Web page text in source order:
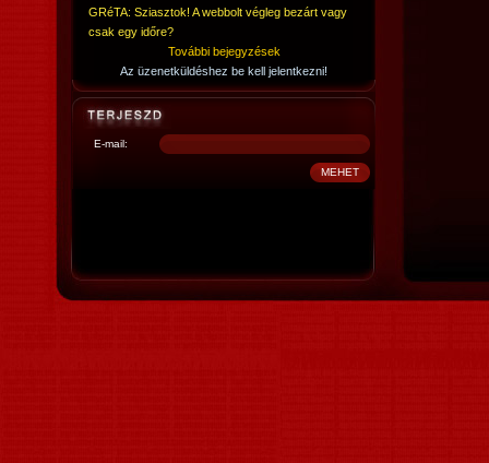
GRéTA: Sziasztok! A webbolt végleg bezárt vagy
csak egy időre?
További bejegyzések
Az üzenetküldéshez be kell jelentkezni!
E-mail: